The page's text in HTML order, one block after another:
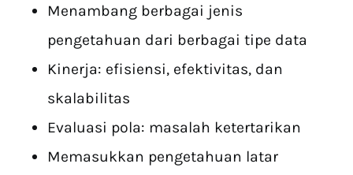
Menambang berbagai jenis
pengetahuan dari berbagai tipe data
Kinerja: efisiensi, efektivitas, dan
skalabilitas
Evaluasi pola: masalah ketertarikan
Memasukkan pengetahuan latar